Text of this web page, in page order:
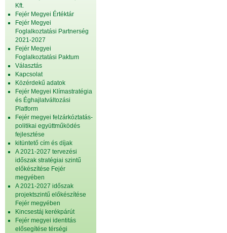
Kft.
Fejér Megyei Értéktár
Fejér Megyei
Foglalkoztatási Partnerség
2021-2027
Fejér Megyei
Foglalkoztatási Paktum
Választás
Kapcsolat
Közérdekű adatok
Fejér Megyei Klímastratégia
és Éghajlatváltozási
Platform
Fejér megyei felzárkóztatás-
politikai együttműködés
fejlesztése
kitüntető cím és díjak
A 2021-2027 tervezési
időszak stratégiai szintű
előkészítése Fejér
megyében
A 2021-2027 időszak
projektszintű előkészítése
Fejér megyében
Kincsestáj kerékpárút
Fejér megyei identitás
elősegítése térségi